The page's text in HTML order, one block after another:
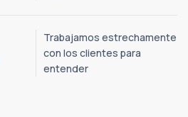
Trabajamos estrechamente
con los clientes para
entender